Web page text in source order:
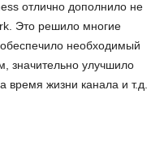
отлично дополнило не
Это решило многие
необходимый
значительно улучшило
время жизни канала и т.д.